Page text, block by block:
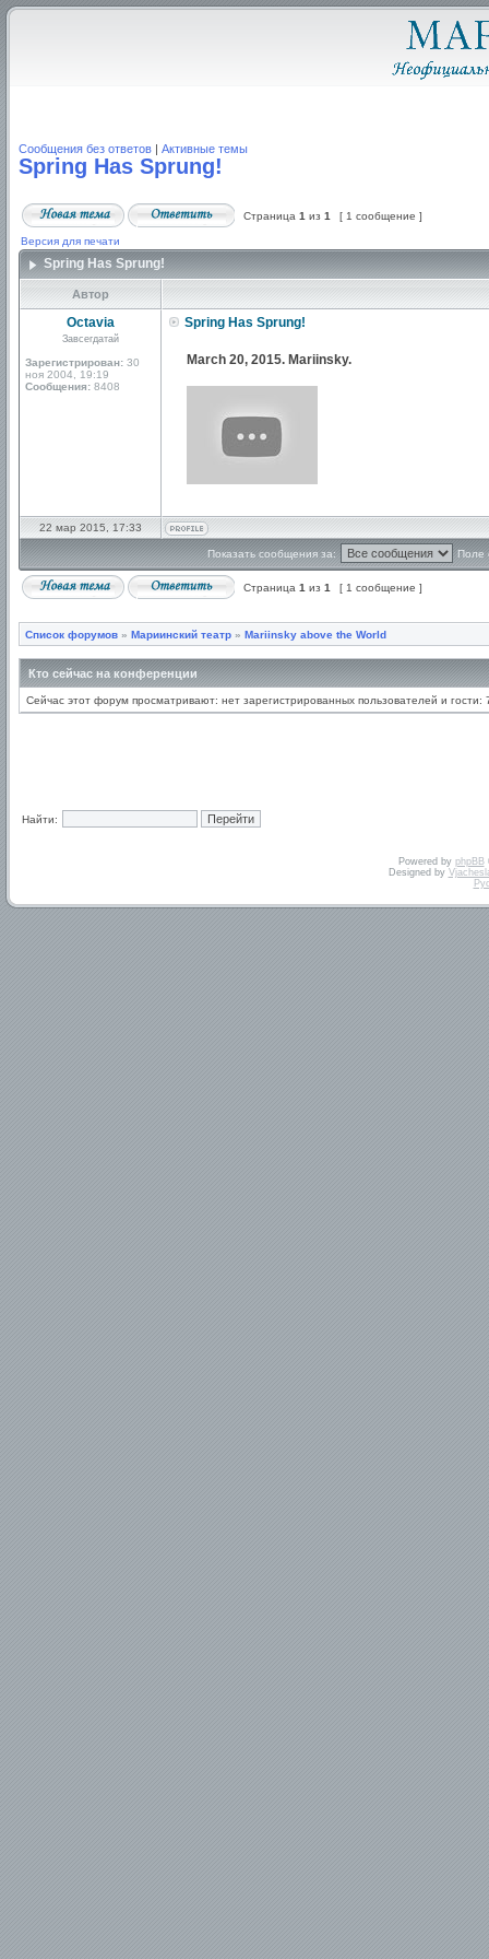
Сообщения без ответов | Активные темы
Spring Has Sprung!
Страница 1 из 1 [ 1 сообщение ]
Версия для печати
Spring Has Sprung!
Автор
Octavia
Завсегдатай
Зарегистрирован: 30
ноя 2004, 19:19
Сообщения: 8408
Spring Has Sprung!
March 20, 2015. Mariinsky.
22 мар 2015, 17:33
Показать сообщения за: Поле
Страница 1 из 1 [ 1 сообщение ]
Список форумов » Мариинский театр » Mariinsky above the World
Кто сейчас на конференции
Сейчас этот форум просматривают: нет зарегистрированных пользователей и гости:
Найти:
Powered by phpBB
Designed by